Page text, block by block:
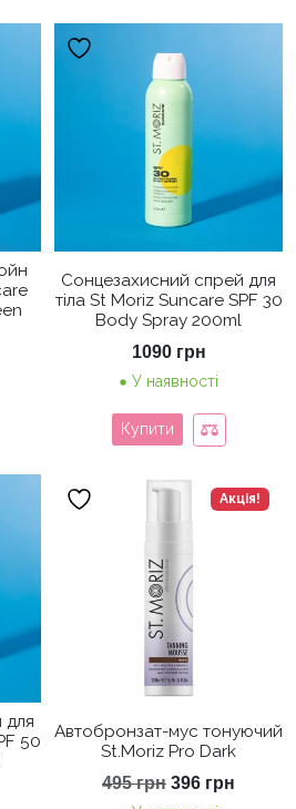
Сонцезахисний спрей для
тіла St Moriz Suncare SPF 30
Body Spray 200ml
1090 грн
У наявності
Купити
для
50
Акція!
Автобронзат-мус тонуючий
St.Moriz Pro Dark
495грн Оригінальна
396 грн